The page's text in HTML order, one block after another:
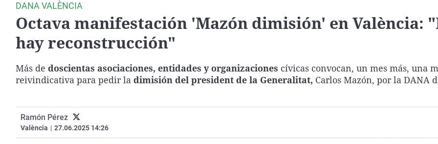
gato
Operación Viuda
Negra
Navarra
DANA VALÈNCIA
Octava manifestación 'Mazón dimisión' en València:
hay reconstrucción"
Más de doscientas asociaciones, entidades y organizaciones cívicas convocan, un mes más, una
reivindicativa para pedir la dimisión del president de la Generalitat, Carlos Mazón, por la DANA
Ramón Pérez
València | 27.06.2025 14:26